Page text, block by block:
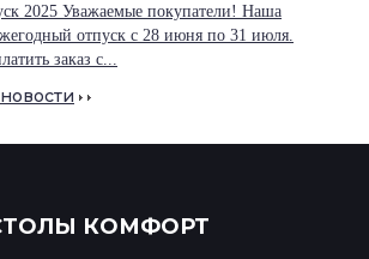
2025 Уважаемые покупатели! Наша
отпуск с 28 июня по 31 июля.
заказ с...
КОМФОРТ